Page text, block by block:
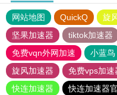
网站地图 QuickQ 旋
坚果加速器
tiktok加速器
免费vqn外网加速
小蓝鸟
旋风加速器
免费vps加速
快连加速器
快连加速器